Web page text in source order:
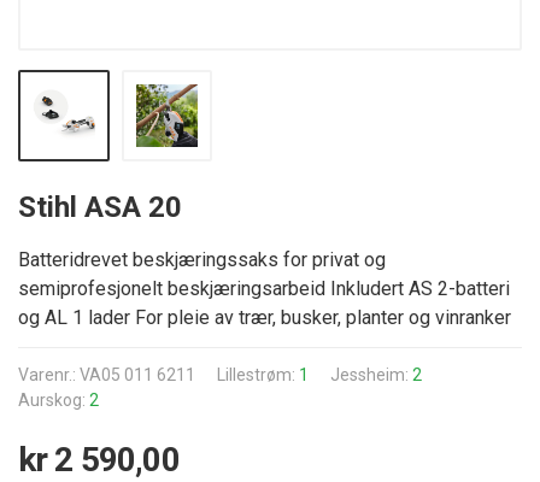
Stihl ASA 20
Batteridrevet beskjæringssaks for privat og
semiprofesjonelt beskjæringsarbeid Inkludert AS 2-batteri
og AL 1 lader For pleie av trær, busker, planter og vinranker
Varenr.: VA05 011 6211 Lillestrøm: 1 Jessheim: 2
Aurskog: 2
kr 2 590,00